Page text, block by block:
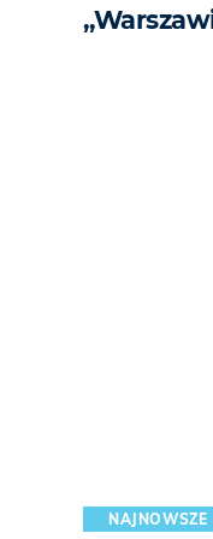
NAJNOWSZE